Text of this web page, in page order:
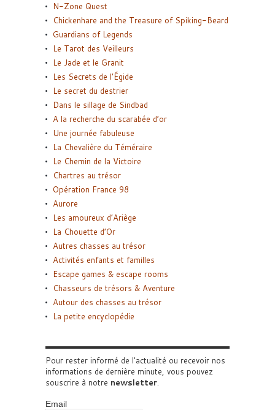
N-Zone Quest
Chickenhare and the Treasure of Spiking-Beard
Guardians of Legends
Le Tarot des Veilleurs
Le Jade et le Granit
Les Secrets de l’Égide
Le secret du destrier
Dans le sillage de Sindbad
A la recherche du scarabée d’or
Une journée fabuleuse
La Chevalière du Téméraire
Le Chemin de la Victoire
Chartres au trésor
Opération France 98
Aurore
Les amoureux d’Ariège
La Chouette d’Or
Autres chasses au trésor
Activités enfants et familles
Escape games & escape rooms
Chasseurs de trésors & Aventure
Autour des chasses au trésor
La petite encyclopédie
Pour rester informé de l'actualité ou recevoir nos
informations de dernière minute, vous pouvez
souscrire à notre newsletter.
Email